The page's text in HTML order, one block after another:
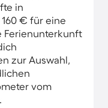
in
€ für eine
Ferienunterkunft
zur Auswahl,
vom